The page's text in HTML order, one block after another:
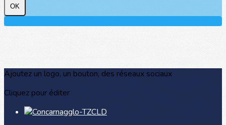
OK
Ajoutez un logo, un bouton, des réseaux sociaux
Cliquez pour éditer